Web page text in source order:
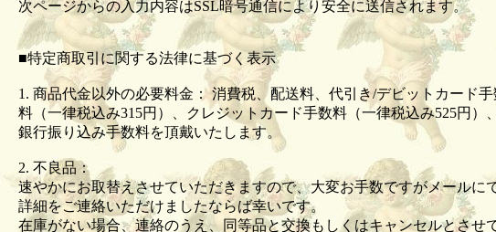
次ページからの入力内容はSSL暗号通信により安全に送信されます。
■特定商取引に関する法律に基づく表示
1. 商品代金以外の必要料金： 消費税、配送料、代引き/デビットカード手
料（一律税込み315円）、クレジットカード手数料（一律税込み525円）、
銀行振り込み手数料を頂戴いたします。
2. 不良品：
速やかにお取替えさせていただきますので、大変お手数ですがメールに
詳細をご連絡いただけましたならば幸いです。
在庫がない場合、連絡のうえ、同等品と交換もしくはキャンセルとさせ